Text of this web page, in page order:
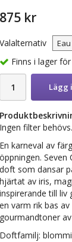
875 kr
Valalternativ
Finns i lager
Lägg
Ingen filter behövs.
En karneval av
öppningen.
doft som dansar
hjärtat av iris,
inspirerande till liv
en varm rik bas
gourmandtoner
Doftfamilj: